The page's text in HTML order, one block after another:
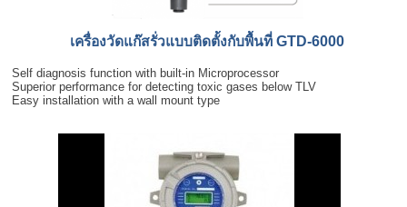
เครื่องวัดแก๊สรั่วแบบติดตั้งกับพื้นที่ GTD-6000
Self diagnosis function with built-in Microprocessor
Superior performance for detecting toxic gases below TLV
Easy installation with a wall mount type